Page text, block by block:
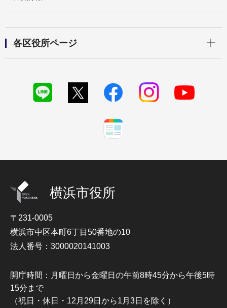
各区役所ページ
横浜市役所
〒231-0005
横浜市中区本町6丁目50番地の10
法人番号：3000020141003
開庁時間：月曜日から金曜日の午前8時45分から午後5時
15分まで
（祝日・休日・12月29日から1月3日を除く）